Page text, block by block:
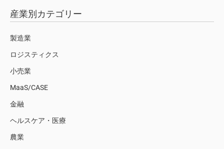
産業別カテゴリー
製造業
ロジスティクス
小売業
MaaS/CASE
金融
ヘルスケア・医療
農業